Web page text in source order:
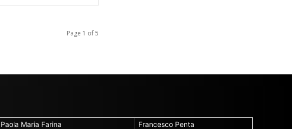
Page 1 of 5
Paola Maria Farina
Francesco Penta